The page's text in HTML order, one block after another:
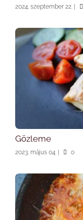
2024. szeptember 22.
Gözleme
2023. május 04. 0